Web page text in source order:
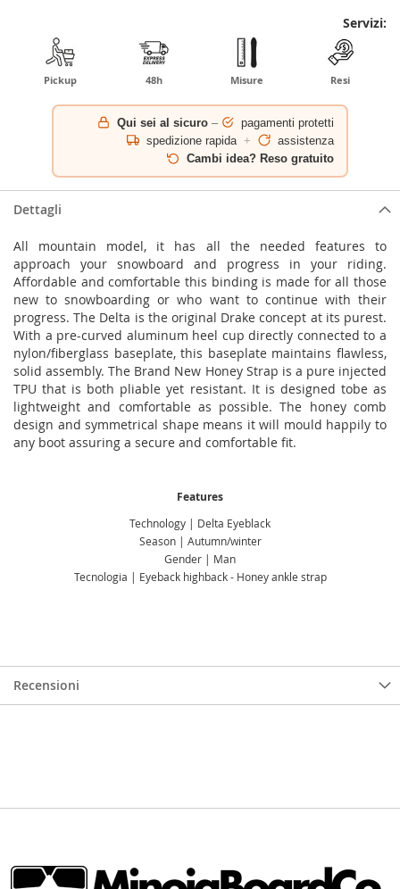
Servizi:
Pickup 48h Misure Resi
Qui sei al sicuro –
pagamenti protetti
spedizione rapida +
assistenza
Cambi idea? Reso gratuito
Dettagli
All mountain model, it has all the needed features to
approach your snowboard and progress in your riding.
Affordable and comfortable this binding is made for all those
new to snowboarding or who want to continue with their
progress.The Delta is the original Drake concept at its purest.
With a pre-curved aluminum heel cup directly connected to a
nylon/fiberglass baseplate, this baseplate maintains flawless,
solid assembly.The Brand New Honey Strap is a pure injected
TPU that is both pliable yet resistant. It is designed tobe as
lightweight and comfortable as possible. The honey comb
design and symmetrical shape means itwill mould happily to
any boot assuring a secure and comfortable fit.
Features
Technology | Delta Eyeblack
Season | Autumn/winter
Gender | Man
Tecnologia | Eyeback highback - Honey ankle strap
Recensioni